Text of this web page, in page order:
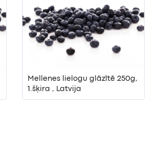
Mellenes lielogu glāzītē 250g,
1.šķira , Latvija